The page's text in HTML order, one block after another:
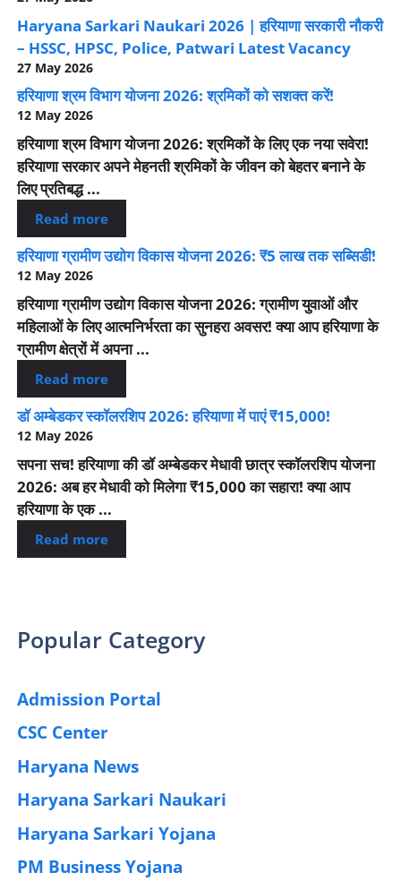
Haryana Sarkari Naukari 2026 | हरियाणा सरकारी नौकरी
– HSSC, HPSC, Police, Patwari Latest Vacancy
27 May 2026
हरियाणा श्रम विभाग योजना 2026: श्रमिकों को सशक्त करें!
12 May 2026
हरियाणा श्रम विभाग योजना 2026: श्रमिकों के लिए एक नया सवेरा!
हरियाणा सरकार अपने मेहनती श्रमिकों के जीवन को बेहतर बनाने के
लिए प्रतिबद्ध ...
Read more
हरियाणा ग्रामीण उद्योग विकास योजना 2026: ₹5 लाख तक सब्सिडी!
12 May 2026
हरियाणा ग्रामीण उद्योग विकास योजना 2026: ग्रामीण युवाओं और
महिलाओं के लिए आत्मनिर्भरता का सुनहरा अवसर! क्या आप हरियाणा के
ग्रामीण क्षेत्रों में अपना ...
Read more
डॉ अम्बेडकर स्कॉलरशिप 2026: हरियाणा में पाएं ₹15,000!
12 May 2026
सपना सच! हरियाणा की डॉ अम्बेडकर मेधावी छात्र स्कॉलरशिप योजना
2026: अब हर मेधावी को मिलेगा ₹15,000 का सहारा! क्या आप
हरियाणा के एक ...
Read more
Popular Category
Admission Portal
CSC Center
Haryana News
Haryana Sarkari Naukari
Haryana Sarkari Yojana
PM Business Yojana